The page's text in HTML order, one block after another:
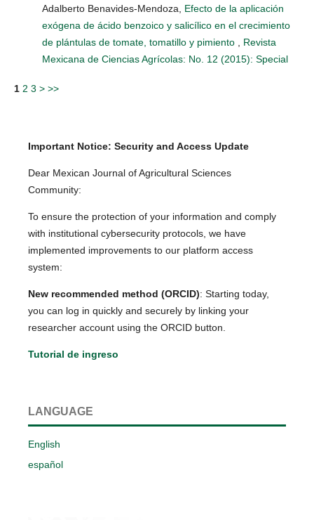
Adalberto Benavides-Mendoza, Efecto de la aplicación
exógena de ácido benzoico y salicílico en el crecimiento
de plántulas de tomate, tomatillo y pimiento
Revista
Mexicana de Ciencias Agrícolas: No. 12 (2015): Special
1 2 3 > >>
Important Notice: Security and Access Update
Dear Mexican Journal of Agricultural Sciences
Community:
To ensure the protection of your information and comply
with institutional cybersecurity protocols, we have
implemented improvements to our platform access
system:
New recommended method (ORCID): Starting today,
you can log in quickly and securely by linking your
researcher account using the ORCID button.
Tutorial de ingreso
LANGUAGE
English
español